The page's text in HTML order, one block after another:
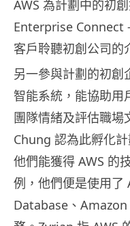
AWS 為計劃中的初
Enterprise Connect
客戶聆聽初創公司的
另一參與計劃的初創
智能系統，能協助用
團隊情緒及評估職場
Chung 認為此孵化
他們能獲得 AWS 的
例，他們便是使用
Database、